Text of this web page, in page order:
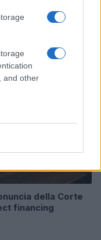
and other
della Corte
financing